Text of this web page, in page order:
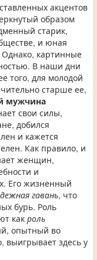
акцентов
образом
старик,
и юная
Однако, картинные
В наши дни
того, для молодой
старше ее,
мужчина
свои силы,
добился
и кажется
Как правило, и
женщин,
и
Его жизненный
гавань, что
бурь. Роль
как роль
опытный во
выигрывает здесь у